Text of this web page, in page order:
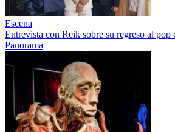
Escena
Entrevista con Reik sobre su regreso al pop
Panorama